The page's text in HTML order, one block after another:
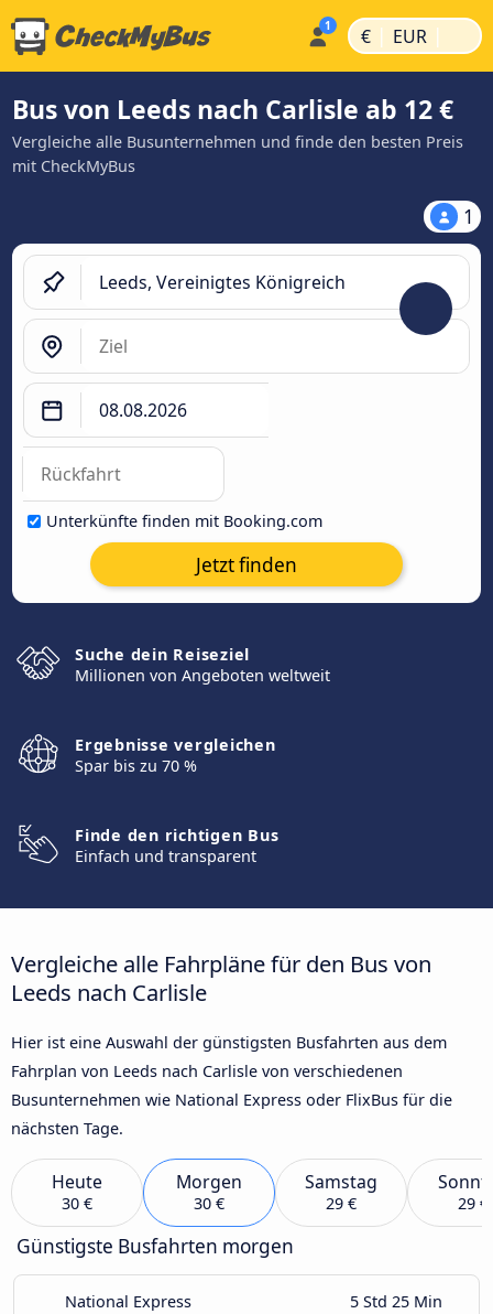
€ | EUR |
Bus von Leeds nach Carlisle ab 12 €
Vergleiche alle Busunternehmen und finde den besten Preis
mit CheckMyBus
1
Unterkünfte finden mit Booking.com
Jetzt finden
Suche dein Reiseziel
Millionen von Angeboten weltweit
Ergebnisse vergleichen
Spar bis zu 70 %
Finde den richtigen Bus
Einfach und transparent
Vergleiche alle Fahrpläne für den Bus von
Leeds nach Carlisle
Hier ist eine Auswahl der günstigsten Busfahrten aus dem
Fahrplan von Leeds nach Carlisle von verschiedenen
Busunternehmen wie National Express oder FlixBus für die
nächsten Tage.
Heute
30 €
Morgen
30 €
Samstag
29 € 29 €
Günstigste Busfahrten morgen
National Express 5 Std 25 Min